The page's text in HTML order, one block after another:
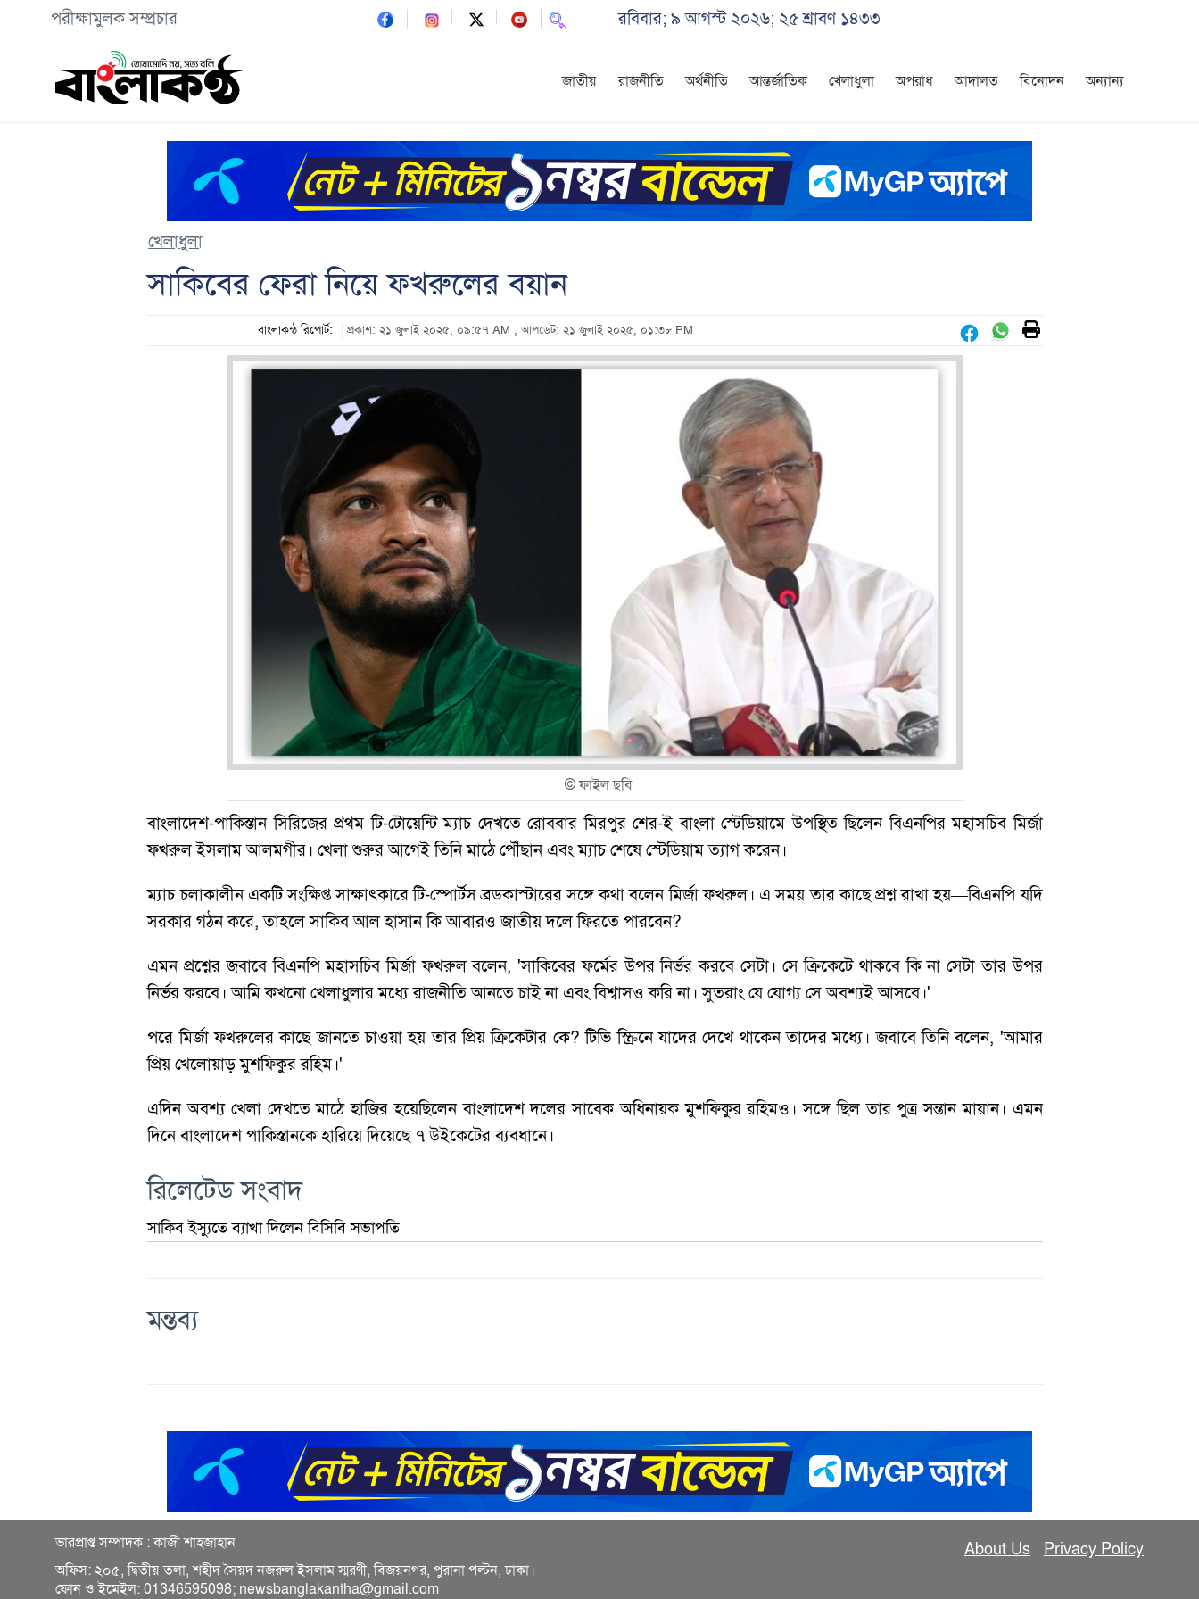
পরীক্ষামুলক সম্প্রচার রবিবার; ৯ আগস্ট ২০২৬; ২৫ শ্রাবণ ১৪৩৩
জাতীয় রাজনীতি অর্থনীতি আন্তর্জাতিক খেলাধুলা অপরাধ আদালত বিনোদন অন্যান্য
খেলাধুলা
সাকিবের ফেরা নিয়ে ফখরুলের বয়ান
বাংলাকন্ঠ রিপোর্ট: প্রকাশ: ২১ জুলাই ২০২৫, ০৯:৫৭ AM , আপডেট: ২১ জুলাই ২০২৫, ০১:৩৮ PM
©ফাইল ছবি
বাংলাদেশ-পাকিস্তান সিরিজের প্রথম টি-টোয়েন্টি ম্যাচ দেখতে রোববার মিরপুর শের-ই বাংলা স্টেডিয়ামে উপস্থিত ছিলেন বিএনপির মহাসচিব মির্জা
ফখরুল ইসলাম আলমগীর। খেলা শুরুর আগেই তিনি মাঠে পৌঁছান এবং ম্যাচ শেষে স্টেডিয়াম ত্যাগ করেন।
ম্যাচ চলাকালীন একটি সংক্ষিপ্ত সাক্ষাৎকারে টি-স্পোর্টস ব্রডকাস্টারের সঙ্গে কথা বলেন মির্জা ফখরুল। এ সময় তার কাছে প্রশ্ন রাখা হয়—বিএনপি যদি
সরকার গঠন করে, তাহলে সাকিব আল হাসান কি আবারও জাতীয় দলে ফিরতে পারবেন?
এমন প্রশ্নের জবাবে বিএনপি মহাসচিব মির্জা ফখরুল বলেন, 'সাকিবের ফর্মের উপর নির্ভর করবে সেটা। সে ক্রিকেটে থাকবে কি না সেটা তার উপর
নির্ভর করবে। আমি কখনো খেলাধুলার মধ্যে রাজনীতি আনতে চাই না এবং বিশ্বাসও করি না। সুতরাং যে যোগ্য সে অবশ্যই আসবে।'
পরে মির্জা ফখরুলের কাছে জানতে চাওয়া হয় তার প্রিয় ক্রিকেটার কে? টিভি স্ক্রিনে যাদের দেখে থাকেন তাদের মধ্যে। জবাবে তিনি বলেন, 'আমার
প্রিয় খেলোয়াড় মুশফিকুর রহিম।'
এদিন অবশ্য খেলা দেখতে মাঠে হাজির হয়েছিলেন বাংলাদেশ দলের সাবেক অধিনায়ক মুশফিকুর রহিমও। সঙ্গে ছিল তার পুত্র সন্তান মায়ান। এমন
দিনে বাংলাদেশ পাকিস্তানকে হারিয়ে দিয়েছে ৭ উইকেটের ব্যবধানে।
রিলেটেড সংবাদ
সাকিব ইস্যুতে ব্যাখা দিলেন বিসিবি সভাপতি
মন্তব্য
ভারপ্রাপ্ত সম্পাদক : কাজী শাহজাহান
অফিস: ২০৫, দ্বিতীয় তলা, শহীদ সৈয়দ নজরুল ইসলাম স্মরণী, বিজয়নগর, পুরানা পল্টন, ঢাকা।
ফোন ও ইমেইল: 01346595098; newsbanglakantha@gmail.com
About Us Privacy Policy